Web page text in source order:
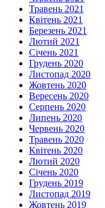
Травень 2021
Квітень 2021
Березень 2021
Лютий 2021
Січень 2021
Грудень 2020
Листопад 2020
Жовтень 2020
Вересень 2020
Серпень 2020
Липень 2020
Червень 2020
Травень 2020
Квітень 2020
Лютий 2020
Січень 2020
Грудень 2019
Листопад 2019
Жовтень 2019